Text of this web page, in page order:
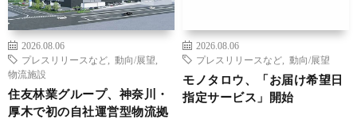
2026.08.06
プレスリリースなど
動向/展望
物流施設
住友林業グループ、神奈川・
厚木で初の自社運営型物流拠
2026.08.06
プレスリリースなど
動向/展望
モノタロウ、「お届け希望日
指定サービス」開始